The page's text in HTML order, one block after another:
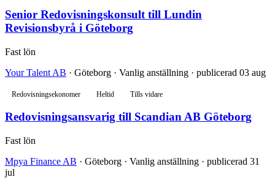
Senior Redovisningskonsult till Lundin
Revisionsbyrå i Göteborg
Fast lön
Your Talent AB · Göteborg · Vanlig anställning · publicerad 03 aug
Redovisningsekonomer Heltid Tills vidare
Redovisningsansvarig till Scandian AB Göteborg
Fast lön
Mpya Finance AB · Göteborg · Vanlig anställning · publicerad 31
jul